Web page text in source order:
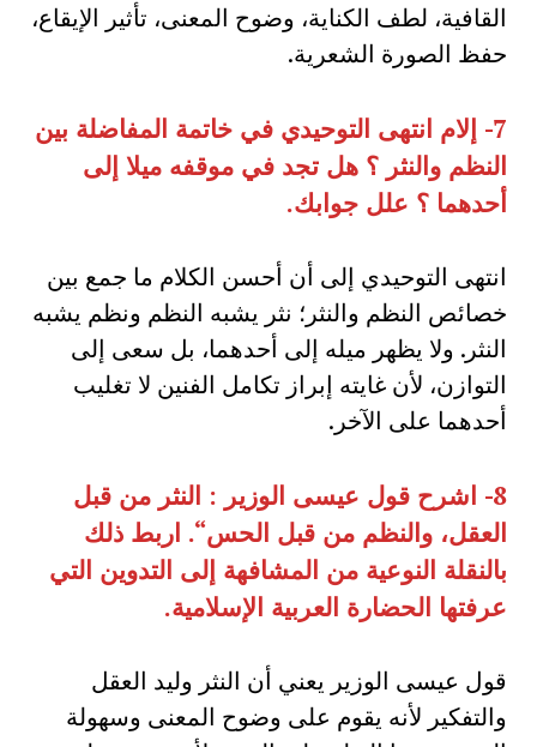
القافية، لطف الكناية، وضوح المعنى، تأثير الإيقاع،
حفظ الصورة الشعرية.
7- إلام انتهى التوحيدي في خاتمة المفاضلة بين
النظم والنثر ؟ هل تجد في موقفه ميلا إلى
أحدهما ؟ علل جوابك.
انتهى التوحيدي إلى أن أحسن الكلام ما جمع بين
خصائص النظم والنثر؛ نثر يشبه النظم ونظم يشبه
النثر. ولا يظهر ميله إلى أحدهما، بل سعى إلى
التوازن، لأن غايته إبراز تكامل الفنين لا تغليب
أحدهما على الآخر.
8- اشرح قول عيسى الوزير : النثر من قبل
العقل، والنظم من قبل الحس“. اربط ذلك
بالنقلة النوعية من المشافهة إلى التدوين التي
عرفتها الحضارة العربية الإسلامية.
قول عيسى الوزير يعني أن النثر وليد العقل
والتفكير لأنه يقوم على وضوح المعنى وسهولة